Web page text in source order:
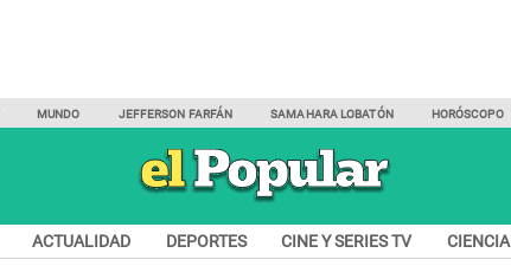
MUNDO JEFFERSON FARFÁN SAMAHARA LOBATÓN HORÓSCOPO
ACTUALIDAD DEPORTES CINE Y SERIES TV CIENCIA